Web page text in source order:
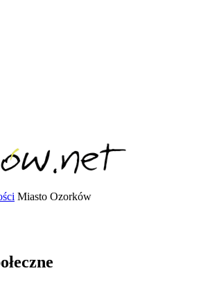
Miasto Ozorków